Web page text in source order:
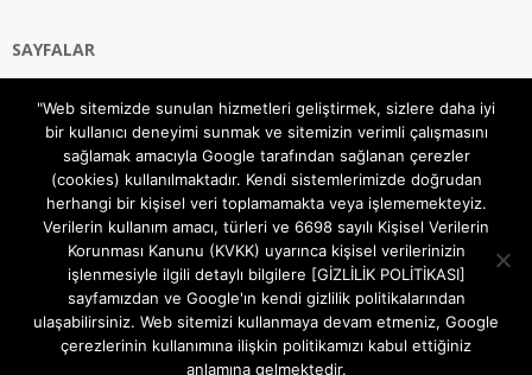
SAYFALAR
Gizlilik ve Çerezler (Cookies) Politikası
Hakkımızda
İletişim Kanalları
MODEM KURULUM
TEKNİK DESTEK
TELEVİZYON SİSTEMLERİ
"Web sitemizde sunulan hizmetleri geliştirmek, sizlere daha iyi
bir kullanıcı deneyimi sunmak ve sitemizin verimli çalışmasını
sağlamak amacıyla Google tarafından sağlanan çerezler
(cookies) kullanılmaktadır. Kendi sistemlerimizde doğrudan
herhangi bir kişisel veri toplamamakta veya işlememekteyiz.
Verilerin kullanım amacı, türleri ve 6698 sayılı Kişisel Verilerin
Korunması Kanunu (KVKK) uyarınca kişisel verilerinizin
işlenmesiyle ilgili detaylı bilgilere [GİZLİLİK POLİTİKASI]
sayfamızdan ve Google'ın kendi gizlilik politikalarından
ulaşabilirsiniz. Web sitemizi kullanmaya devam etmeniz, Google
çerezlerinin kullanımına ilişkin politikamızı kabul ettiğiniz
anlamına gelmektedir.